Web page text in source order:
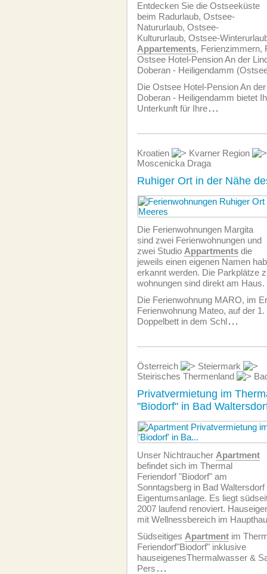
Entdecken Sie die Ostseeküste
beim Radurlaub, Ostsee-
Natururlaub, Ostsee-
Kultururlaub, Ostsee-
Appartements, Ferienzimmern,
Ostsee Hotel-Pension An der
Doberan - Heiligendamm
Die Ostsee Hotel-Pension An
Doberan - Heiligendamm bietet
Unterkunft für Ihre...
Kroatien
Kvarner Region
Moscenicka Draga
Ruhiger Ort in der Nähe
Die Ferien­wohnungen Margita
sind zwei Ferien­wohnungen und
zwei Studio Appartments die
jeweils einen eigenen Namen
erkannt werden. Die Parkplätze
wohnungen sind direkt am Haus.
Die Ferien­wohnung MARO, im
Ferien­wohnung Mateo, auf der
Doppelbett in dem Schl...
Österreich
Steiermark
Steirisches Thermenland
Privatvermietung im
"Biodorf" in Bad
Unser Nichtraucher Apartment
befindet sich im Thermal
Feriendorf "Biodorf" am
Sonntagsberg in Bad Waltersdorf
Eigentumsanlage. Es liegt
2007 laufend renoviert.
mit Wellnessbereich im
Südseitiges Apartment im
Feriendorf"Biodorf" inklusive
hauseigenesThermalwasser &
Pers ...